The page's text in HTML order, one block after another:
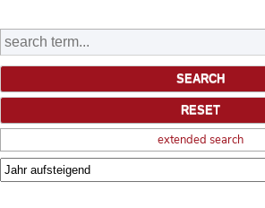
extended search